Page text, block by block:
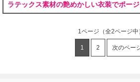
ラテックス素材の艶めかしい衣装でポージ
1ページ （全2ページ中
1 2 次のペー